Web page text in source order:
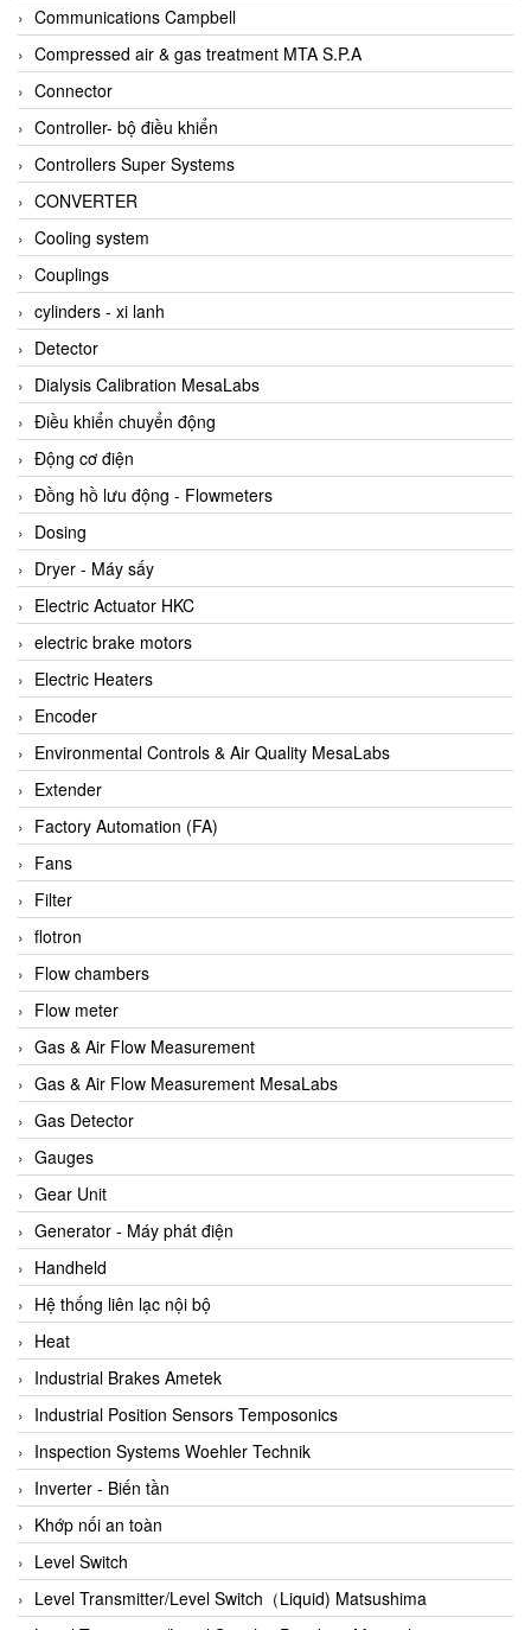
AKO Armaturen & Separationstechnik Vietnam
AKUSENSE
ALA OFFICINE SPA
Albrecht-Automatik Viet Nam
Allen Bradley Vietnam
Alpha Moisture Vietnam
Alpha-Achem Vietnam
Alphino
ALRE-IT Vietnam
Altech
Amarillo Gear
Ametek
AMPTRON Vietnam
AND Vietnam
ANDERSON-NEGELE
ANDILOG Technologies Vietnam
Anritsu
ANTEC S.A
Antico pumps
Anybus/ HMS
AOBEN
Apex Dynamics Vietnam
Apex Dynamics Vietnam
Apiste
APLISENS VietNam
Apollo Fire
Appleton
AQ Matic
Aqualabo Vietnam
Aquametro
ARCA Regler
Arcos Hydraulik
Ardetem-Sfere-Vietnam
Argal
AS ENERGI
ASCO CO2
Asker
AT2E
ATC Pneumatic
ATEX System
ATI - IA
ATI (Analytical Technology Inc)
Atos
Atrax
Communications Campbell
Compressed air & gas treatment MTA S.P.A
Connector
Controller- bộ điều khiển
Controllers Super Systems
CONVERTER
Cooling system
Couplings
cylinders - xi lanh
Detector
Dialysis Calibration MesaLabs
Điều khiển chuyển động
Động cơ điện
Đồng hồ lưu động - Flowmeters
Dosing
Dryer - Máy sấy
Electric Actuator HKC
electric brake motors
Electric Heaters
Encoder
Environmental Controls & Air Quality MesaLabs
Extender
Factory Automation (FA)
Fans
Filter
flotron
Flow chambers
Flow meter
Gas & Air Flow Measurement
Gas & Air Flow Measurement MesaLabs
Gas Detector
Gauges
Gear Unit
Generator - Máy phát điện
Handheld
Hệ thống liên lạc nội bộ
Heat
Industrial Brakes Ametek
Industrial Position Sensors Temposonics
Inspection Systems Woehler Technik
Inverter - Biến tần
Khớp nối an toàn
Level Switch
Level Transmitter/Level Switch（Liquid) Matsushima